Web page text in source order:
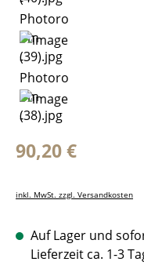
Regulärer Preis:
90,20 €
inkl. MwSt. zzgl. Versandkosten
Auf Lager und
Lieferzeit ca. 1-3